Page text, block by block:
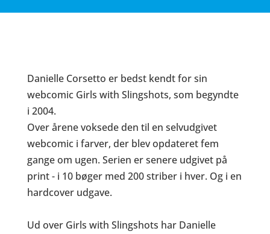
Danielle Corsetto er bedst kendt for sin
webcomic Girls with Slingshots, som begyndte
i 2004.
Over årene voksede den til en selvudgivet
webcomic i farver, der blev opdateret fem
gange om ugen. Serien er senere udgivet på
print - i 10 bøger med 200 striber i hver. Og i en
hardcover udgave.
Ud over Girls with Slingshots har Danielle